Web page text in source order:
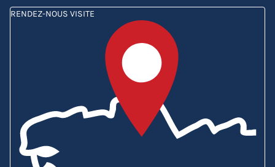
RENDEZ-NOUS VISITE